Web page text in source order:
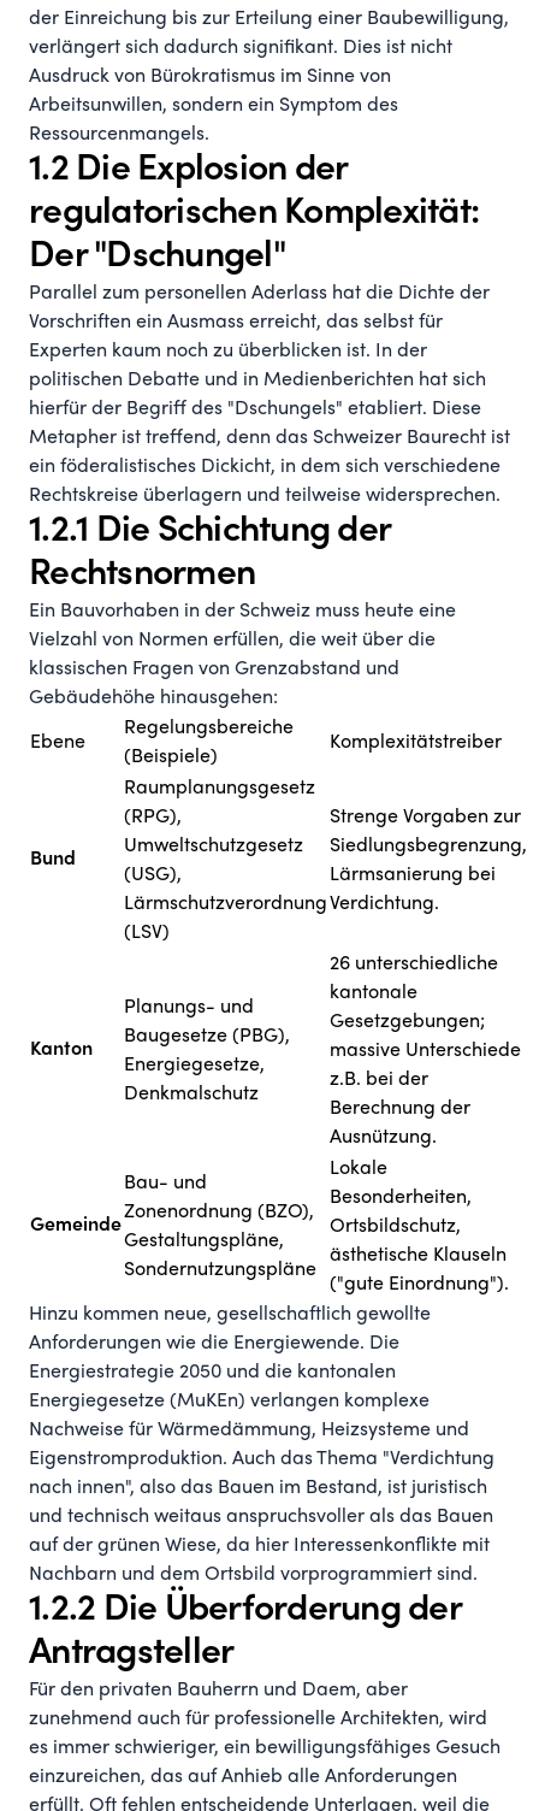
der Einreichung bis zur Erteilung einer Baubewilligung,
verlängert sich dadurch signifikant. Dies ist nicht
Ausdruck von Bürokratismus im Sinne von
Arbeitsunwillen, sondern ein Symptom des
Ressourcenmangels.
1.2 Die Explosion der
regulatorischen Komplexität:
Der "Dschungel"
Parallel zum personellen Aderlass hat die Dichte der
Vorschriften ein Ausmass erreicht, das selbst für
Experten kaum noch zu überblicken ist. In der
politischen Debatte und in Medienberichten hat sich
hierfür der Begriff des "Dschungels" etabliert. Diese
Metapher ist treffend, denn das Schweizer Baurecht ist
ein föderalistisches Dickicht, in dem sich verschiedene
Rechtskreise überlagern und teilweise widersprechen.
1.2.1 Die Schichtung der
Rechtsnormen
Ein Bauvorhaben in der Schweiz muss heute eine
Vielzahl von Normen erfüllen, die weit über die
klassischen Fragen von Grenzabstand und
Gebäudehöhe hinausgehen:
Ebene
Regelungsbereiche
(Beispiele)
Komplexitätstreiber
Bund
Raumplanungsgesetz
(RPG),
Umweltschutzgesetz
(USG),
Lärmschutzverordnung
(LSV)
Strenge Vorgaben zur
Siedlungsbegrenzung,
Lärmsanierung bei
Verdichtung.
Kanton
Planungs- und
Baugesetze (PBG),
Energiegesetze,
Denkmalschutz
26 unterschiedliche
kantonale
Gesetzgebungen;
massive Unterschiede
z.B. bei der
Berechnung der
Ausnützung.
Gemeinde
Bau- und
Zonenordnung (BZO),
Gestaltungspläne,
Sondernutzungspläne
Lokale
Besonderheiten,
Ortsbildschutz,
ästhetische Klauseln
("gute Einordnung").
Hinzu kommen neue, gesellschaftlich gewollte
Anforderungen wie die Energiewende. Die
Energiestrategie 2050 und die kantonalen
Energiegesetze (MuKEn) verlangen komplexe
Nachweise für Wärmedämmung, Heizsysteme und
Eigenstromproduktion. Auch das Thema "Verdichtung
nach innen", also das Bauen im Bestand, ist juristisch
und technisch weitaus anspruchsvoller als das Bauen
auf der grünen Wiese, da hier Interessenkonflikte mit
Nachbarn und dem Ortsbild vorprogrammiert sind.
1.2.2 Die Überforderung der
Antragsteller
Für den privaten Bauherrn und Daem, aber
zunehmend auch für professionelle Architekten, wird
es immer schwieriger, ein bewilligungsfähiges Gesuch
einzureichen, das auf Anhieb alle Anforderungen
erfüllt. Oft fehlen entscheidende Unterlagen, weil die